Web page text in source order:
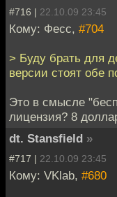
#716 | 22.10.09 23:45
Кому: Фесс, #704
> Буду брать для
версии стоят обе
Это в смысле
лицензия? 8
dt. Stansfield »
#717 | 22.10.09 23:45
Кому: VKlab, #680